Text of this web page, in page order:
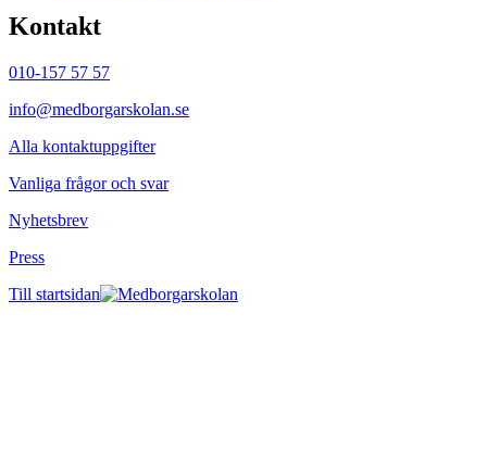
Kontakt
010-157 57 57
info@medborgarskolan.se
Alla kontaktuppgifter
Vanliga frågor och svar
Nyhetsbrev
Press
Till startsidan